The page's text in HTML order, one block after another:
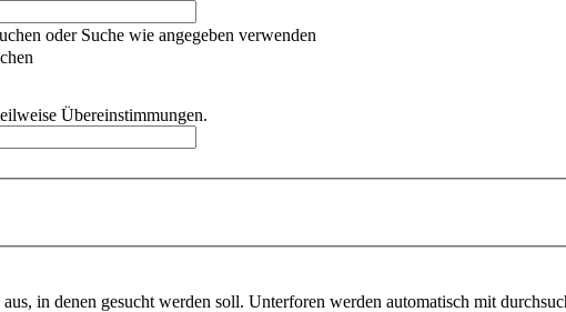
oder Suche wie angegeben verwenden
Übereinstimmungen.
in denen gesucht werden soll. Unterforen werden automatisch mit